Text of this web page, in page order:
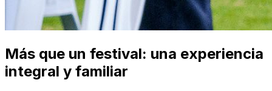
Más que un festival: una experiencia
integral y familiar